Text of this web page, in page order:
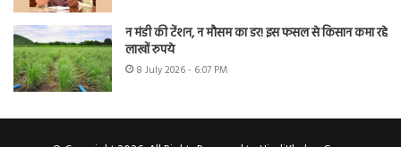
न मंडी की टेंशन, न मौसम का डर! इस फसल से किसान कमा रहे
लाखों रुपये
8 July 2026 - 6:07 PM